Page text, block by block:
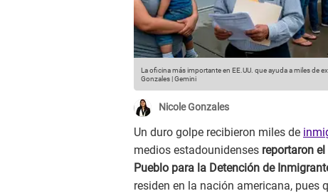
La oficina más importante en EE.UU. que ayuda a miles de
Gonzales | Gemini
Nicole Gonzales
Un duro golpe recibieron miles de
medios estadounidenses reportaron
Pueblo para la Detención de
residen en la nación americana,